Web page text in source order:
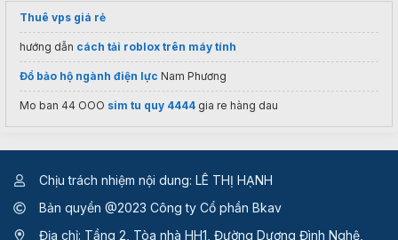
Thuê vps giá rẻ
hướng dẫn cách tải roblox trên máy tính
Đồ bảo hộ ngành điện lực Nam Phương
Mo ban 44 OOO sim tu quy 4444 gia re hàng dau
Chịu trách nhiệm nội dung: LÊ THỊ HẠNH
Bản quyền @2023 Công ty Cổ phần Bkav
Địa chỉ: Tầng 2, Tòa nhà HH1, Đường Dương Đình Nghệ,